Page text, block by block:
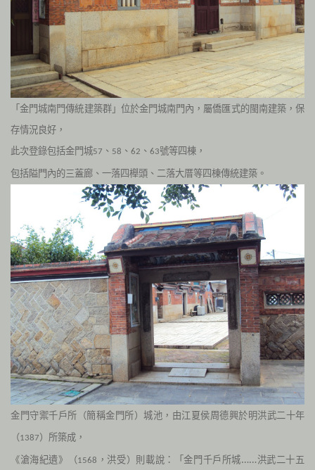
「金門城南門傳統建築群」位於金門城南門內，屬僑匯式的閩南建築，保
存情況良好，
此次登錄包括金門城57 、 58 、 62 、 63號等四棟，
包括隘門內的三蓋廊、一落四櫸頭、二落大厝等四棟傳統建築。
金門守禦千戶所（簡稱金門所）城池，由江夏侯周德興於明洪武二十年
（1387）所築成，
《滄海紀遺》（1568 ，洪受）則載說：「金門千戶所城……洪武二十五